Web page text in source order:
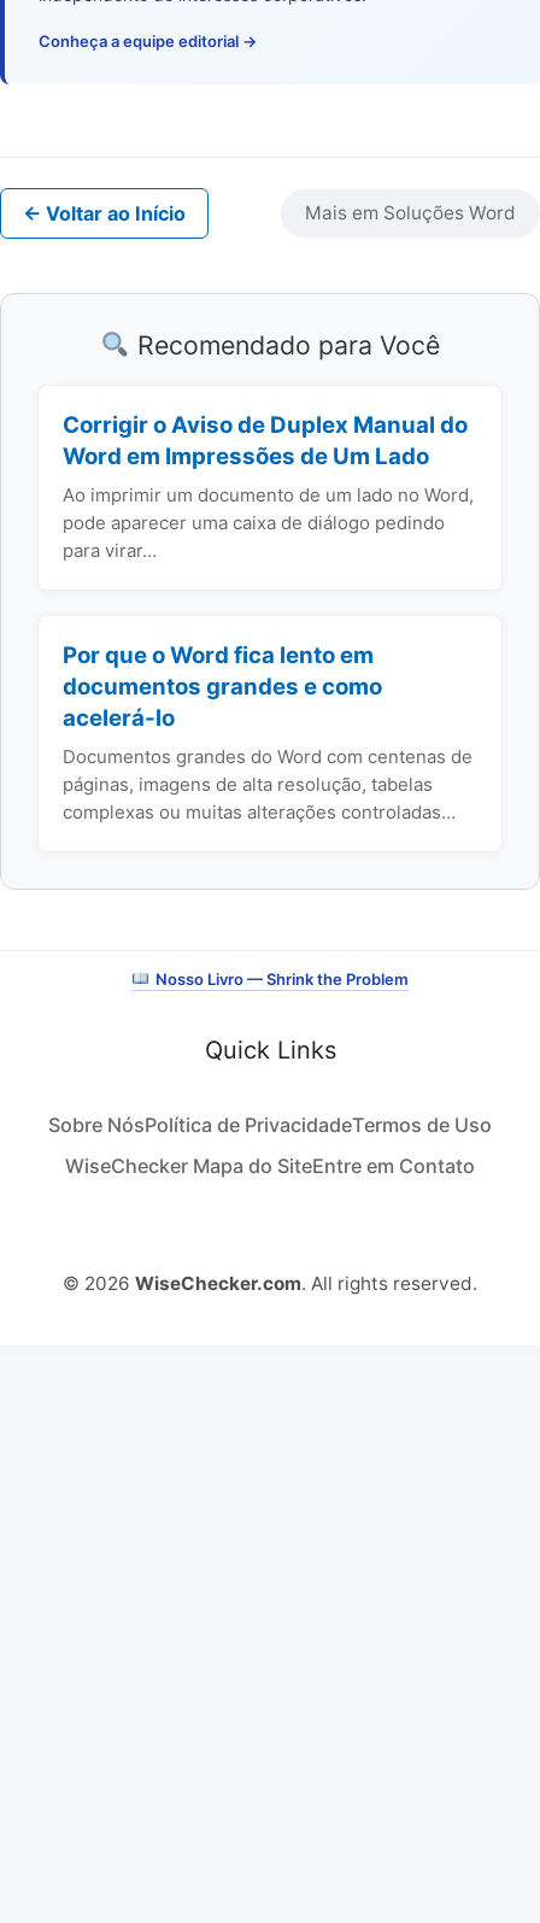
Conheça a equipe editorial →
← Voltar ao Início Mais em Soluções Word
Recomendado para Você
Corrigir o Aviso de Duplex Manual do
Word em Impressões de Um Lado
Ao imprimir um documento de um lado no Word,
pode aparecer uma caixa de diálogo pedindo
para virar…
Por que o Word fica lento em
documentos grandes e como
acelerá-lo
Documentos grandes do Word com centenas de
páginas, imagens de alta resolução, tabelas
complexas ou muitas alterações controladas…
Nosso Livro — Shrink the Problem
Quick Links
Sobre NósPolítica de PrivacidadeTermos de Uso
WiseChecker Mapa do SiteEntre em Contato
© 2026 WiseChecker.com. All rights reserved.